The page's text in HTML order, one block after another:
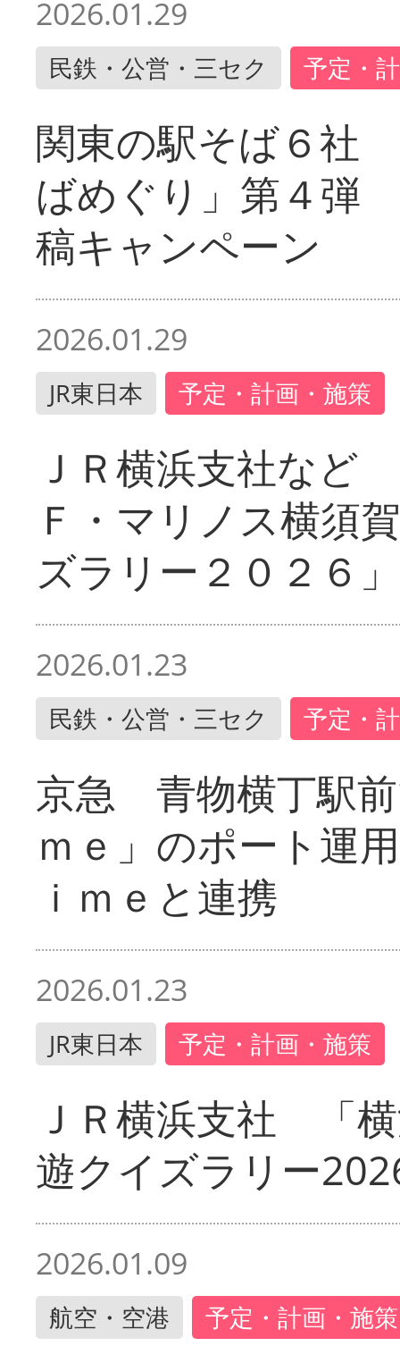
2026.01.29
民鉄・公営・三セク 予定・
関東の駅そば６社
ばめぐり」第４弾
稿キャンペーン
2026.01.29
JR東日本 予定・計画・施策
ＪＲ横浜支社など
Ｆ・マリノス横須
ズラリー２０２６」
2026.01.23
民鉄・公営・三セク 予定・
京急 青物横丁駅
ｍｅ」のポート運
ｉｍｅと連携
2026.01.23
JR東日本 予定・計画・施策
ＪＲ横浜支社 「
遊クイズラリー
2026.01.09
航空・空港 予定・計画・施策